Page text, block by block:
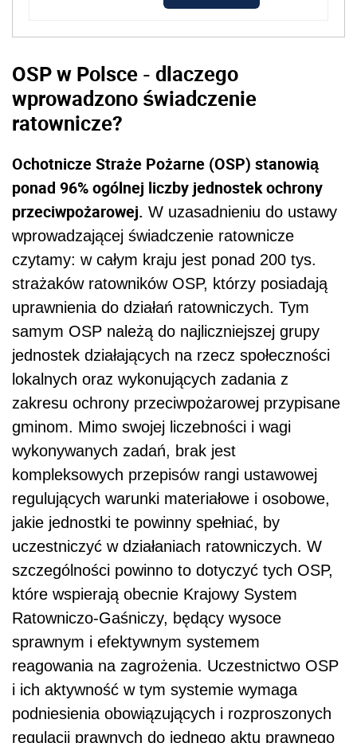
OSP w Polsce - dlaczego
wprowadzono świadczenie
ratownicze?
Ochotnicze Straże Pożarne (OSP) stanowią
ponad 96% ogólnej liczby jednostek ochrony
przeciwpożarowej. W uzasadnieniu do ustawy
wprowadzającej świadczenie ratownicze
czytamy: w całym kraju jest ponad 200 tys.
strażaków ratowników OSP, którzy posiadają
uprawnienia do działań ratowniczych. Tym
samym OSP należą do najliczniejszej grupy
jednostek działających na rzecz społeczności
lokalnych oraz wykonujących zadania z
zakresu ochrony przeciwpożarowej przypisane
gminom. Mimo swojej liczebności i wagi
wykonywanych zadań, brak jest
kompleksowych przepisów rangi ustawowej
regulujących warunki materiałowe i osobowe,
jakie jednostki te powinny spełniać, by
uczestniczyć w działaniach ratowniczych. W
szczególności powinno to dotyczyć tych OSP,
które wspierają obecnie Krajowy System
Ratowniczo-Gaśniczy, będący wysoce
sprawnym i efektywnym systemem
reagowania na zagrożenia. Uczestnictwo OSP
i ich aktywność w tym systemie wymaga
podniesienia obowiązujących i rozproszonych
regulacji prawnych do jednego aktu prawnego